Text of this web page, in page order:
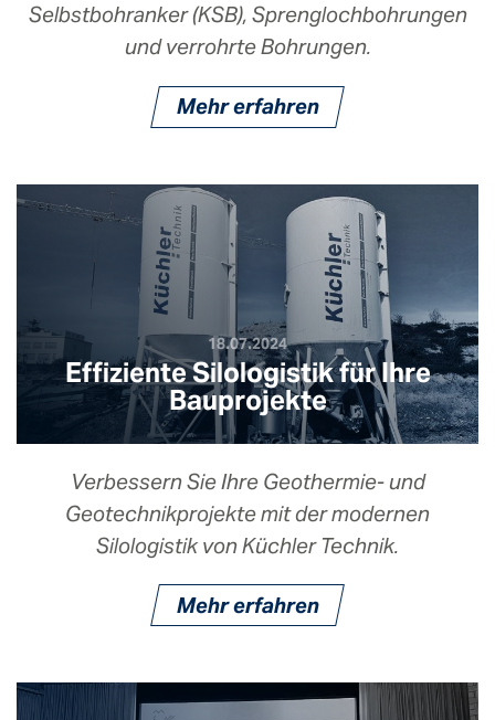
Selbstbohranker (KSB), Sprenglochbohrungen
und verrohrte Bohrungen.
Mehr erfahren
18.07.2024
Effiziente Silologistik für Ihre
Bauprojekte
Verbessern Sie Ihre Geothermie- und
Geotechnikprojekte mit der modernen
Silologistik von Küchler Technik.
Mehr erfahren